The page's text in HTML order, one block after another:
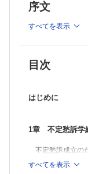
序文
すべてを表示
目次
はじめに
1章 不定愁訴学
不定愁訴成立の
不定愁訴を形成
すべてを表示